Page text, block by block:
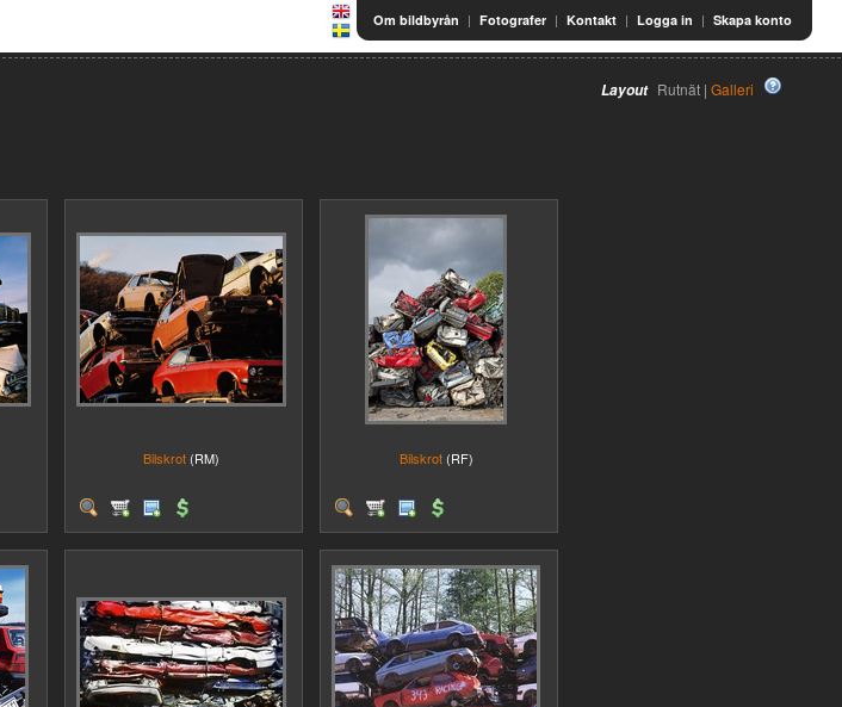
Om bildbyrån | Fotografer | Kontakt | Logga in | Skapa konto
Layout Rutnät | Galleri
Bilskrot (RM) Bilskrot (RF)